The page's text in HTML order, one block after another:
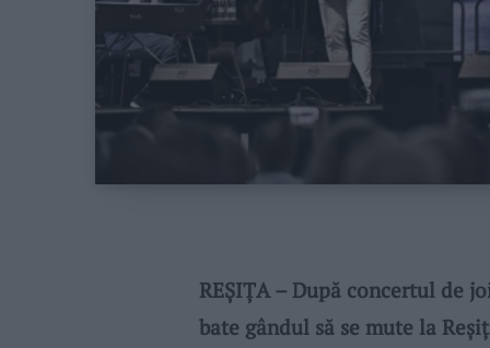
REŞIŢA – După concertul de
bate gândul să se mute la